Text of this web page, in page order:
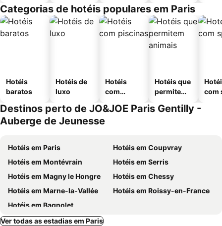
Categorias de hotéis populares em Paris
Hotéis
baratos
Hotéis de
luxo
Hotéis
com
Hotéis que
permitem
com
Destinos perto de JO&JOE Paris Gentilly -
Auberge de Jeunesse
Hotéis em Paris
Hotéis em Coupvray
Hotéis em Montévrain
Hotéis em Serris
Hotéis em Magny le Hongre
Hotéis em Chessy
Hotéis em Marne-la-Vallée
Hotéis em Roissy-en-France
Hotéis em Bagnolet
Ver todas as estadias em Paris